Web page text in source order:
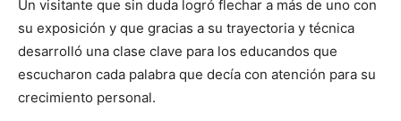
Un visitante que sin duda logró flechar a más de uno con
su exposición y que gracias a su trayectoria y técnica
desarrolló una clase clave para los educandos que
escucharon cada palabra que decía con atención para su
crecimiento personal.